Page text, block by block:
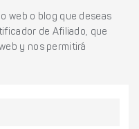
web o blog que deseas
de Afiliado, que
y nos permitirá